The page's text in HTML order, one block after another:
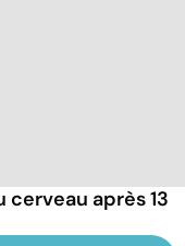
après 13